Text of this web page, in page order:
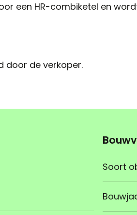
een HR-combiketel en
door de verkoper.
Soort